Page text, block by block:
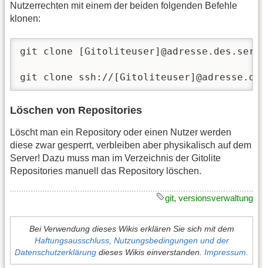
Nutzerrechten mit einem der beiden folgenden Befehle
klonen:
git clone
git clone ssh://
Löschen von Repositories
Löscht man ein Repository oder einen Nutzer werden
diese zwar gesperrt, verbleiben aber physikalisch auf dem
Server! Dazu muss man im Verzeichnis der Gitolite
Repositories manuell das Repository löschen.
git, versionsverwaltung
Bei Verwendung dieses Wikis erklären Sie sich mit dem
Haftungsausschluss, Nutzungsbedingungen und der
Datenschutzerklärung dieses Wikis einverstanden. Impressum.